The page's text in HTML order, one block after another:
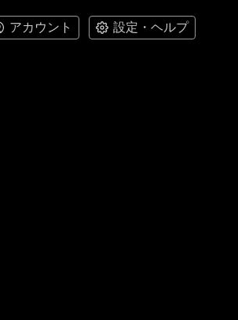
アカウント 設定・ヘルプ